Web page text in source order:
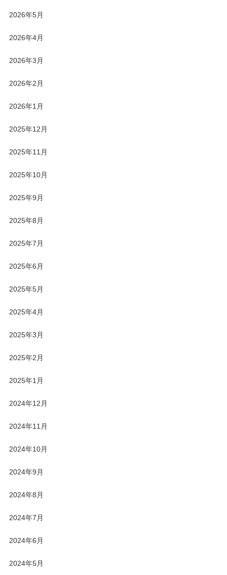
2026年5月
2026年4月
2026年3月
2026年2月
2026年1月
2025年12月
2025年11月
2025年10月
2025年9月
2025年8月
2025年7月
2025年6月
2025年5月
2025年4月
2025年3月
2025年2月
2025年1月
2024年12月
2024年11月
2024年10月
2024年9月
2024年8月
2024年7月
2024年6月
2024年5月